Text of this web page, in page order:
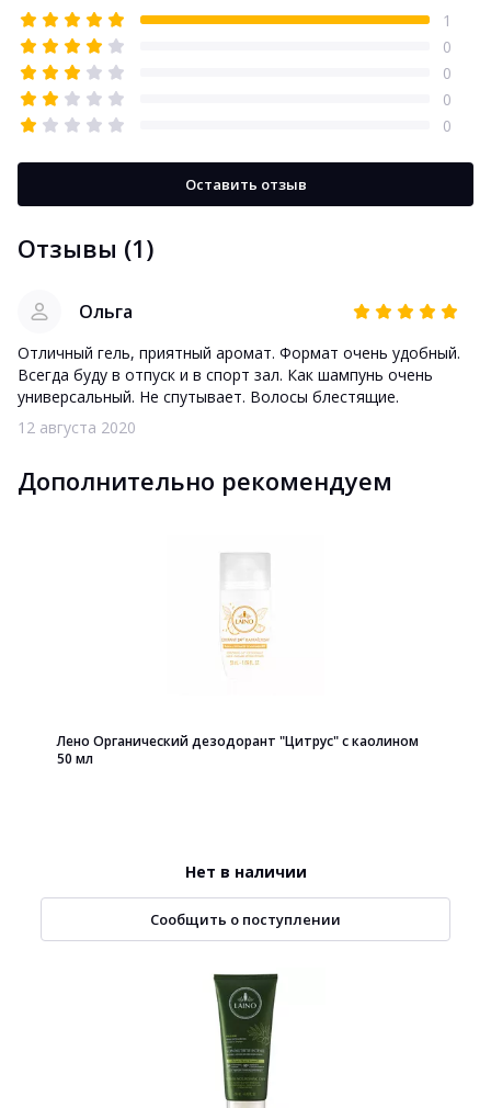
Отзывы (1)
Ольга
Отличный гель, приятный аромат. Формат очень удобный.
Всегда буду в отпуск и в спорт зал. Как шампунь очень
универсальный. Не спутывает. Волосы блестящие.
12 августа 2020
1
0
0
0
0
Оставить отзыв
Дополнительно рекомендуем
Лено Органический дезодорант "Цитрус" с каолином
50 мл
Нет в наличии
Сообщить о поступлении